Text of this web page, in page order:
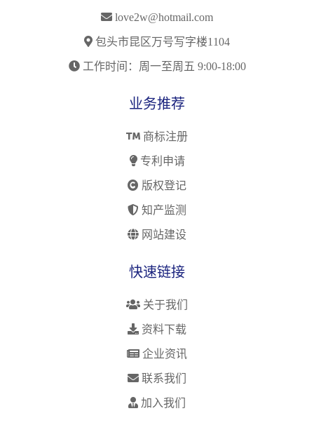
love2w@hotmail.com
包头市昆区万号写字楼1104
工作时间：周一至周五 9:00-18:00
业务推荐
商标注册
专利申请
版权登记
知产监测
网站建设
快速链接
关于我们
资料下载
企业资讯
联系我们
加入我们